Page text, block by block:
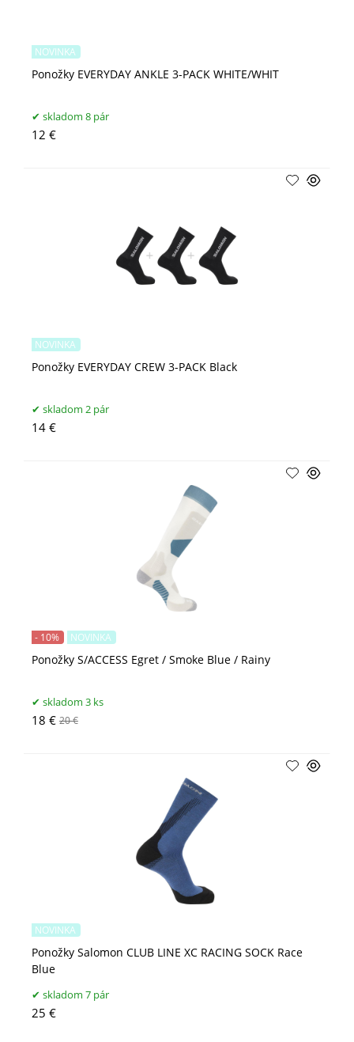
Ponožky EVERYDAY ANKLE 3-PACK WHITE/WHIT
NOVINKA
skladom 8 pár
12 €
Ponožky EVERYDAY CREW 3-PACK Black
NOVINKA
skladom 2 pár
14 €
Ponožky S/ACCESS Egret / Smoke Blue / Rainy
- 10% NOVINKA
skladom 3 ks
18 € 20 €
Ponožky Salomon CLUB LINE XC RACING SOCK Race
Blue
NOVINKA
skladom 7 pár
25 €